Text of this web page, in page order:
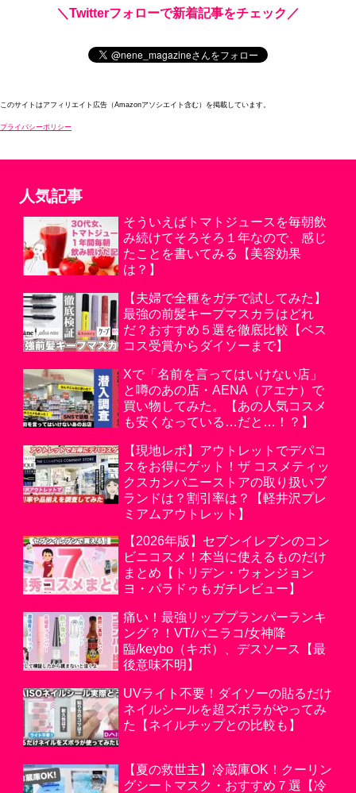
＼Twitterフォローで新着記事をチェック／
このサイトはアフィリエイト広告（Amazonアソシエイト含む）を掲載しています。
プライバシーポリシー
人気記事
そういえばトマトジュースを毎朝飲
み続けてそろそろ１年なので、感じ
たことを書いてみる【美容効果
は？】
【夫婦で全種をガチで試してみた】
最強の前髪キープマスカラはどれ
だ？おすすめ５選を徹底比較【ベス
コス受賞からダイソーまで】
Xで「名前を言ってはいけない店」
と噂のあの店・AENA（アエナ）で
買い物してみた。【あの人気コスメ
も安くなっている…だと…！？】
【現地レポ】アウトレットでデパコ
スをお得にゲット！ザ コスメティッ
クスカンパニーストアの取り扱いブ
ランドは？割引率は？【軽井沢プレ
ミアムアウトレット】
【2026年版】セブンイレブンのコン
ビニコスメ！本当に使えるものだけ
まとめ【トリデン・ウォンジョン
ヨ・パラドゥもガチレビュー】
痛い！最強リッププランパーランキ
ング？！VT/バニラコ/女神降
臨/keybo（キボ）、デスソース【最
後意味不明】
UVライト不要！ダイソーの貼るだけ
ネイルシールを超ズボラがやってみ
た【ネイルチップとの比較も】
【夏の救世主】冷蔵庫OK！クーリン
グシートマスク・おすすめ７選【冷